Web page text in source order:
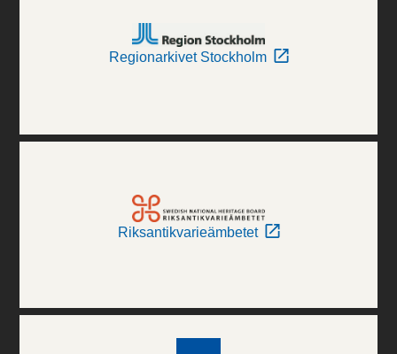
Regionarkivet Stockholm
Riksantikvarieämbetet